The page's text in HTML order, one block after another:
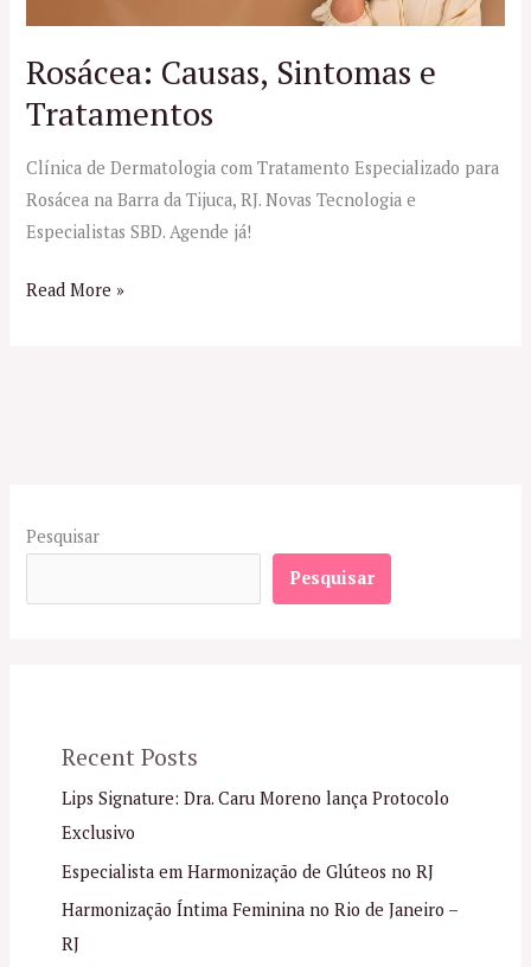
Rosácea: Causas, Sintomas e
Tratamentos
Clínica de Dermatologia com Tratamento Especializado para
Rosácea na Barra da Tijuca, RJ. Novas Tecnologia e
Especialistas SBD. Agende já!
Read More »
Pesquisar
Pesquisar
Recent Posts
Lips Signature: Dra. Caru Moreno lança Protocolo
Exclusivo
Especialista em Harmonização de Glúteos no RJ
Harmonização Íntima Feminina no Rio de Janeiro –
RJ